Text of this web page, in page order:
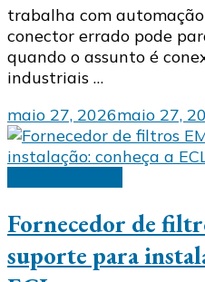
trabalha com automação
conector errado pode
quando o assunto é
industriais …
maio 27, 2026maio 27,
Fornecedor de
suporte para